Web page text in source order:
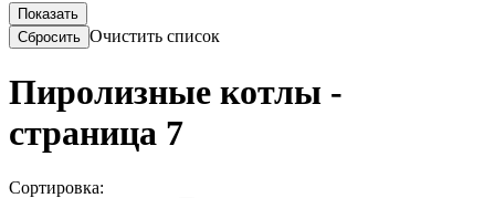
Очистить список
Пиролизные котлы -
страница 7
Сортировка: